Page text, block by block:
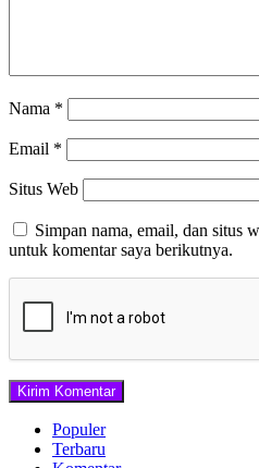
Nama *
Email *
Situs Web
Simpan nama, email, dan situs
untuk komentar saya berikutnya.
Populer
Terbaru